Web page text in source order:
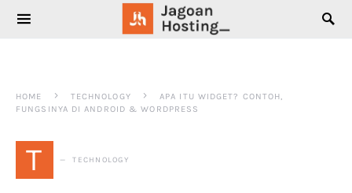
SEARCH FOR:
HOME TECHNOLOGY
APA ITU WIDGET? CONTOH,
FUNGSINYA DI ANDROID & WORDPRESS
T TECHNOLOGY